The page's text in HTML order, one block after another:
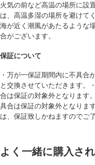
火気の前など高温の場所に設
は、高温多湿の場所を避けて
海が近く潮風があたるような
合がございます。
保証について
・万が一保証期間内に不具合
と交換させていただきます。
合は保証の対象外となります
具合は保証の対象外となりま
は、保証致しかねますのでご
よく一緒に購入さ